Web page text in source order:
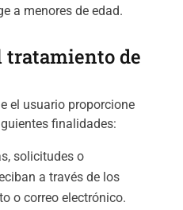
a menores de edad.
tratamiento de
el usuario proporcione
finalidades:
solicitudes o
a través de los
o correo electrónico.